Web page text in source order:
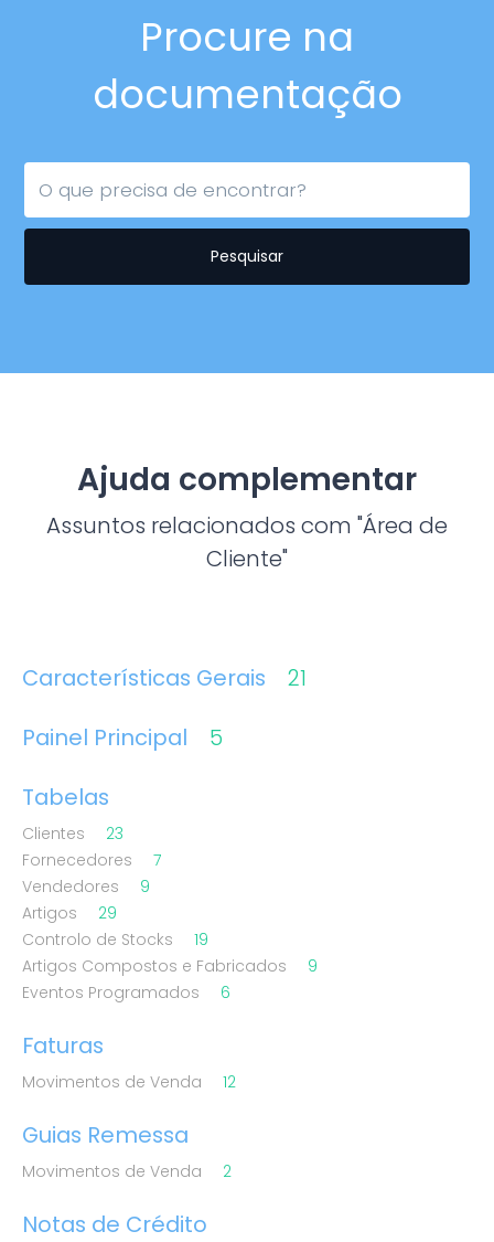
Procure na
documentação
Pesquisar
Ajuda complementar
Assuntos relacionados com "Área de
Cliente"
Características Gerais
21
Painel Principal
5
Tabelas
Clientes
23
Fornecedores
7
Vendedores
9
Artigos
29
Controlo de Stocks
19
Artigos Compostos e Fabricados
9
Eventos Programados
6
Faturas
Movimentos de Venda 12
Guias Remessa
Movimentos de Venda 2
Notas de Crédito